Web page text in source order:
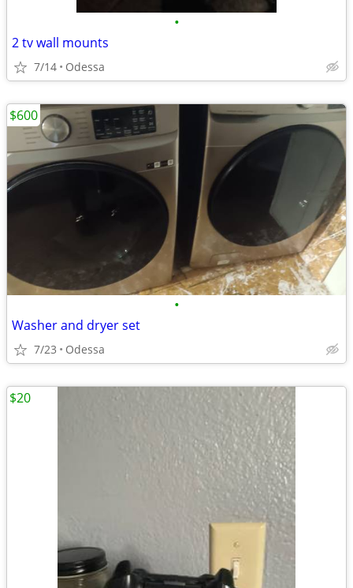
•
2 tv wall mounts
7/14 Odessa
•
Washer and dryer set
7/23 Odessa
$600
$20